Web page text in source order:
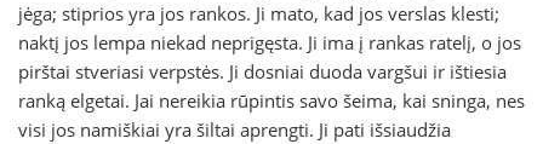
jėga; stiprios yra jos rankos. Ji mato, kad jos verslas klesti;
naktį jos lempa niekad neprigęsta. Ji ima į rankas ratelį, o jos
pirštai stveriasi verpstės. Ji dosniai duoda vargšui ir ištiesia
ranką elgetai. Jai nereikia rūpintis savo šeima, kai sninga, nes
visi jos namiškiai yra šiltai aprengti. Ji pati išsiaudžia